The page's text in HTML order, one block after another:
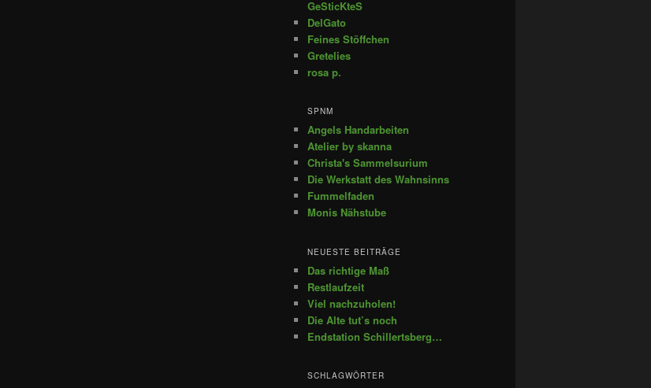
GeSticKteS
DelGato
Feines Stöffchen
Gretelies
rosa p.
SPNM
Angels Handarbeiten
Atelier by skanna
Christa's Sammelsurium
Die Werkstatt des Wahnsinns
Fummelfaden
Monis Nähstube
NEUESTE BEITRÄGE
Das richtige Maß
Restlaufzeit
Viel nachzuholen!
Die Alte tut’s noch
Endstation Schillertsberg…
SCHLAGWÖRTER